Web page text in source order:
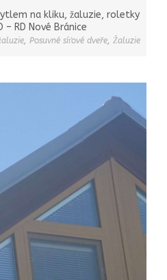
na kliku, žaluzie, roletky
– RD Nové Bránice
, Posuvné síťové dveře, Žaluzie